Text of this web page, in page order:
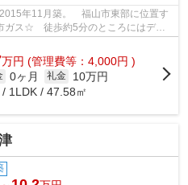
年11月築。 福山市東部に位置す
ガス☆ 徒歩約5分のところにはディ
のと...
万円 (管理費等：4,000円 )
0ヶ月 礼金
10万円
/ 1LDK / 47.58㎡